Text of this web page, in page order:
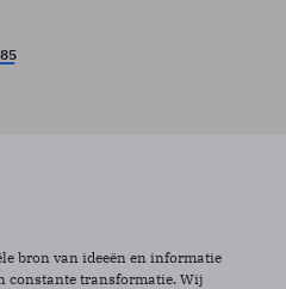
bron van ideeën en informatie
constante transformatie. Wij